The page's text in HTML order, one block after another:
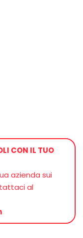
CON IL TUO
azienda sui
al